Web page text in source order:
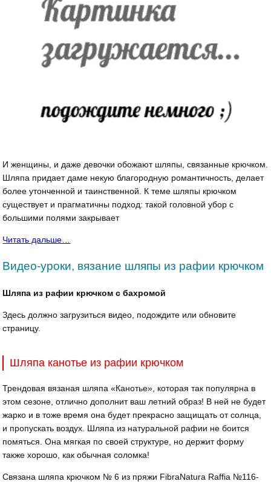
И женщины, и даже девочки обожают шляпы, связанные крючком.
Шляпа придает даме некую благородную романтичность, делает
более утонченной и таинственной. К теме шляпы крючком
существует и прагматичны подход: такой головной убор с
большими полями закрывает
Читать дальше…
Видео-уроки, вязание шляпы из рафии крючком
Шляпа из рафии крючком с бахромой
Здесь должно загрузиться видео, подождите или обновите
страницу.
Шляпа канотье из рафии крючком
Трендовая вязаная шляпа «Канотье», которая так популярна в
этом сезоне, отлично дополнит ваш летний образ! В ней не будет
жарко и в тоже время она будет прекрасно защищать от солнца,
и пропускать воздух. Шляпа из натуральной рафии не боится
помяться. Она мягкая по своей структуре, но держит форму
также хорошо, как обычная соломка!
Связана шляпа крючком № 6 из пряжи FibraNatura Raffia №116-